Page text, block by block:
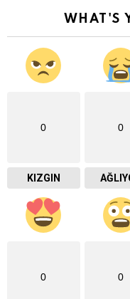
WHAT'S
0
KIZGIN
0
0 0